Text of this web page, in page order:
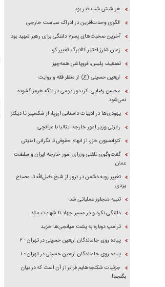
هر شبش شب قدر بود
الگوی وحدت‌آفرین در ادراک سیاست خارجی
آخرین صحبت‌های پسرم دلتنگی برای رهبر شهید بود
زمان شارژ اعتبار کالابرگ تغییر کرد
تضعیف پلیس، فروپاشی همه‌چیز
اربعین حسینی (ع) از منظر فقه و روایت
محسن رضایی: کریدور دومی در تنگه هرمز گشوده
نمی‌شود
یهودی‌ها در ادبیات داستانی اروپا؛ از شکسپیر تا دیکنز
رایزنی وزیر امور خارجه ایتالیا با عراقچی
کنوانسیون خزر، از ابهام حقوقی تا نگرانی امنیتی
گفت‌وگوی تلفنی وزرای امور خارجه ایران و سلطنت
عمان
تغییر رویه دشمن در ترور از شیخ فضل‌الله تا مصباح
یزدی
تنبیه متجاوز عملیاتی شد
دلتنگی نکرد و در مسیر جهاد تا شهادت ماند
ترامپ دوباره به پشت میانجی‌ها خزید
پیاده روی جاماندگان اربعین حسینی در تهران - ۲
پیاده روی جاماندگان اربعین حسینی در تهران - ۱
جزئیات شکنجه‌هایم فراتر از آن است که در بیان
بگنجد!